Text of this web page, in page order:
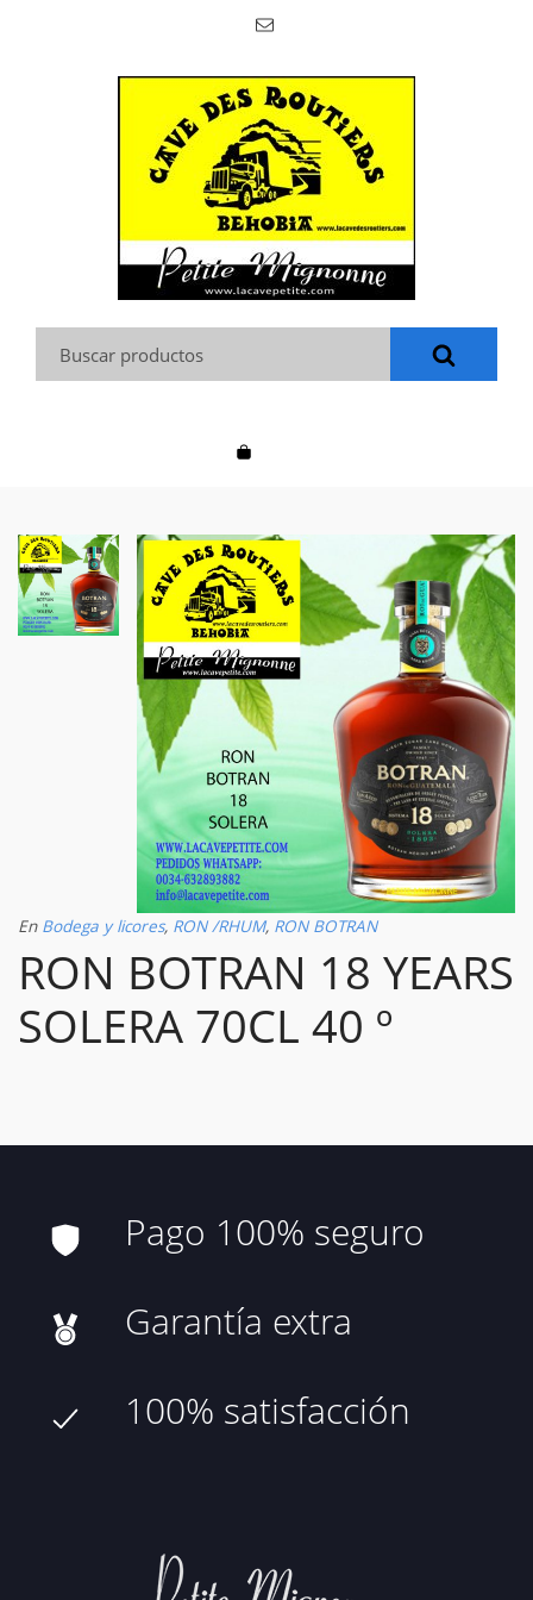
Buscar:
En Bodega y licores, RON /RHUM, RON BOTRAN
RON BOTRAN 18 YEARS
SOLERA 70CL 40 º
Pago 100% seguro
Garantía extra
100% satisfacción